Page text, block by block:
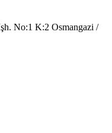
No:1 K:2 Osmangazi /